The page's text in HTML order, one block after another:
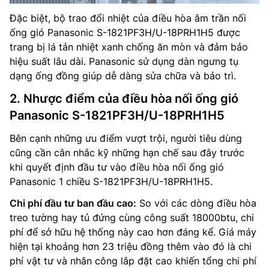
Đặc biệt, bộ trao đổi nhiệt của điều hòa âm trần nối
ống gió Panasonic S-1821PF3H/U-18PRH1H5 được
trang bị lá tản nhiệt xanh chống ăn mòn và đảm bảo
hiệu suất lâu dài. Panasonic sử dụng dàn ngưng tụ
dạng ống đồng giúp dễ dàng sửa chữa và bảo trì.
2. Nhược điểm của điều hòa nối ống gió
Panasonic S-1821PF3H/U-18PRH1H5
Bên cạnh những ưu điểm vượt trội, người tiêu dùng
cũng cần cân nhắc kỹ những hạn chế sau đây trước
khi quyết định đầu tư vào điều hòa nối ống gió
Panasonic 1 chiều S-1821PF3H/U-18PRH1H5.
Chi phí đầu tư ban đầu cao: So với các dòng điều hòa
treo tường hay tủ đứng cùng công suất 18000btu, chi
phí để sở hữu hệ thống này cao hơn đáng kể. Giá máy
hiện tại khoảng hơn 23 triệu đồng thêm vào đó là chi
phí vật tư và nhân công lắp đặt cao khiến tổng chi phí